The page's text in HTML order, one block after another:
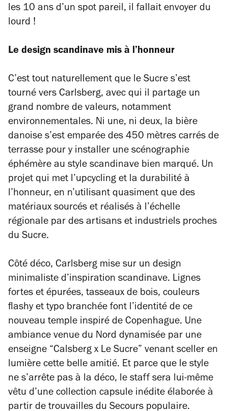
les 10 ans d’un spot pareil, il fallait envoyer du
lourd !
Le design scandinave mis à l’honneur
C’est tout naturellement que le Sucre s’est
tourné vers Carlsberg, avec qui il partage un
grand nombre de valeurs, notamment
environnementales. Ni une, ni deux, la bière
danoise s’est emparée des 450 mètres carrés de
terrasse pour y installer une scénographie
éphémère au style scandinave bien marqué. Un
projet qui met l’upcycling et la durabilité à
l’honneur, en n’utilisant quasiment que des
matériaux sourcés et réalisés à l’échelle
régionale par des artisans et industriels proches
du Sucre.
Côté déco, Carlsberg mise sur un design
minimaliste d’inspiration scandinave. Lignes
fortes et épurées, tasseaux de bois, couleurs
flashy et typo branchée font l’identité de ce
nouveau temple inspiré de Copenhague. Une
ambiance venue du Nord dynamisée par une
enseigne “Calsberg x Le Sucre” venant sceller en
lumière cette belle amitié. Et parce que le style
ne s’arrête pas à la déco, le staff sera lui-même
vêtu d’une collection capsule inédite élaborée à
partir de trouvailles du Secours populaire.